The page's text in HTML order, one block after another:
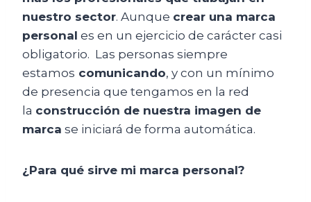
nuestro sector. Aunque crear una marca
personal es en un ejercicio de carácter casi
obligatorio. Las personas siempre
estamos comunicando, y con un mínimo
de presencia que tengamos en la red
la construcción de nuestra imagen de
marca se iniciará de forma automática.
¿Para qué sirve mi marca personal?